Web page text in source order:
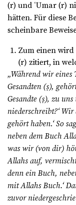
(r) und ʿUmar (r)
hätten. Für diese
scheinbare
Zum einen
(r) zitiert, in
„Während wir eines
Gesandten (ṣ),
Gesandte (ṣ), zu uns
niederschreibt?‘
gehört haben.‘ So
neben dem Buch
was wir (von dir)
Allahs auf,
denn ein Buch,
mit Allahs Buch.‘
zuvor